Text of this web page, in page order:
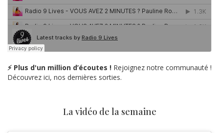
⚡ Plus d'un million d’écoutes ! Rejoignez notre communauté !
Découvrez ici, nos dernières sorties.
La vidéo de la semaine